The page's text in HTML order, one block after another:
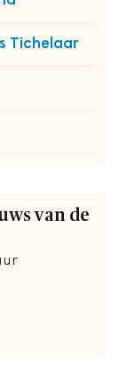
Tichelaar
van de